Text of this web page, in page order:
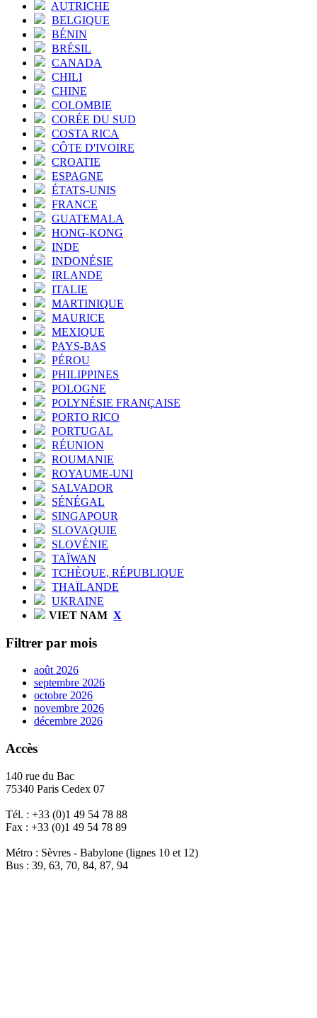
AUTRICHE
BELGIQUE
BÉNIN
BRÉSIL
CANADA
CHILI
CHINE
COLOMBIE
CORÉE DU SUD
COSTA RICA
CÔTE D'IVOIRE
CROATIE
ESPAGNE
ÉTATS-UNIS
FRANCE
GUATEMALA
HONG-KONG
INDE
INDONÉSIE
IRLANDE
ITALIE
MARTINIQUE
MAURICE
MEXIQUE
PAYS-BAS
PÉROU
PHILIPPINES
POLOGNE
POLYNÉSIE FRANÇAISE
PORTO RICO
PORTUGAL
RÉUNION
ROUMANIE
ROYAUME-UNI
SALVADOR
SÉNÉGAL
SINGAPOUR
SLOVAQUIE
SLOVÉNIE
TAÏWAN
TCHÈQUE, RÉPUBLIQUE
THAÏLANDE
UKRAINE
VIET NAM X
Filtrer par mois
août 2026
septembre 2026
octobre 2026
novembre 2026
décembre 2026
Accès
140 rue du Bac
75340 Paris Cedex 07
Tél. : +33 (0)1 49 54 78 88
Fax : +33 (0)1 49 54 78 89
Métro : Sèvres - Babylone (lignes 10 et 12)
Bus : 39, 63, 70, 84, 87, 94